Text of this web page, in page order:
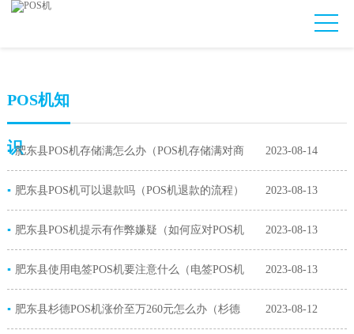
POS机知
识
▪ 肥东县POS机存储满怎么办（POS机存储满对商
家的影响）
2023-08-14
▪ 肥东县POS机可以退款吗（POS机退款的流程） 2023-08-13
▪ 肥东县POS机提示有作弊嫌疑（如何应对POS机
提示作弊嫌疑）
2023-08-13
▪ 肥东县使用电签POS机要注意什么（电签POS机
的功能）
2023-08-13
▪ 肥东县杉德POS机涨价至万260元怎么办（杉德 2023-08-12